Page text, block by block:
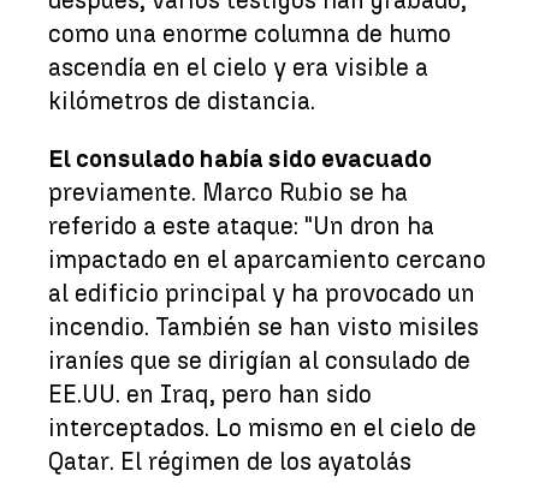
como una enorme columna de humo
ascendía en el cielo y era visible a
kilómetros de distancia.
El consulado había sido evacuado
previamente. Marco Rubio se ha
referido a este ataque: "Un dron ha
impactado en el aparcamiento cercano
al edificio principal y ha provocado un
incendio. También se han visto misiles
iraníes que se dirigían al consulado de
EE.UU. en Iraq, pero han sido
interceptados. Lo mismo en el cielo de
Qatar. El régimen de los ayatolás